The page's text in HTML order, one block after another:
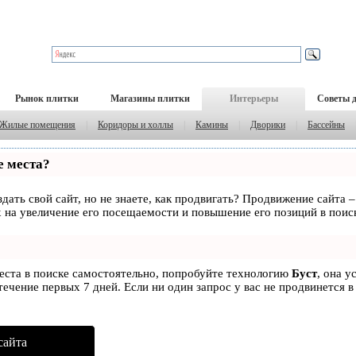
Рынок плитки Магазины плитки Интерьеры Советы
Жилые помещения Коридоры и холлы Камины Дворики Бассейны
места?
свой сайт, но не знаете, как продвигать? Продвижение сайта
увеличение его посещаемости и повышение его позиций в
в поиске самостоятельно, попробуйте технологию Буст, она
первых 7 дней. Если ни один запрос у вас не продвинется